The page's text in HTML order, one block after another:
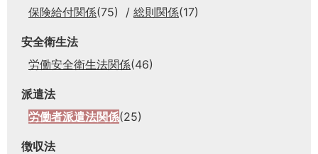
保険給付関係(75) 総則関係(17)
安全衛生法
労働安全衛生法関係(46)
派遣法
労働者派遣法関係(25)
徴収法